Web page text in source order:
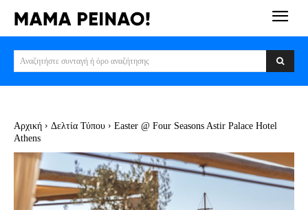
Αναζητήστε συνταγή ή όρο αναζήτησης
Αρχική Δελτία Τύπου
Easter @ Four Seasons Astir Palace Hotel
Athens